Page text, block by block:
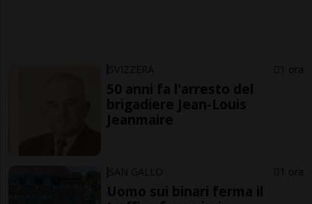
SVIZZERA 1 ora
50 anni fa l'arresto del
brigadiere Jean-Louis
Jeanmaire
SAN GALLO 1 ora
Uomo sui binari ferma il